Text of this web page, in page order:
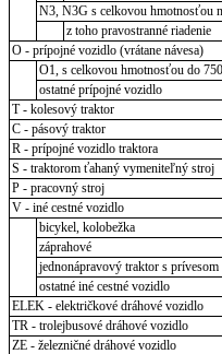
N3, N3G s celkovou hmotnosťou
z toho pravostranné riadenie
O - prípojné vozidlo (vrátane návesa)
O1, s celkovou hmotnosťou do
ostatné prípojné vozidlo
T - kolesový traktor
C - pásový traktor
R - prípojné vozidlo traktora
S - traktorom ťahaný vymeniteľný stroj
P - pracovný stroj
V - iné cestné vozidlo
bicykel, kolobežka
záprahové
jednonápravový traktor s prívesom
ostatné iné cestné vozidlo
ELEK - električkové dráhové vozidlo
TR - trolejbusové dráhové vozidlo
ZE - železničné dráhové vozidlo